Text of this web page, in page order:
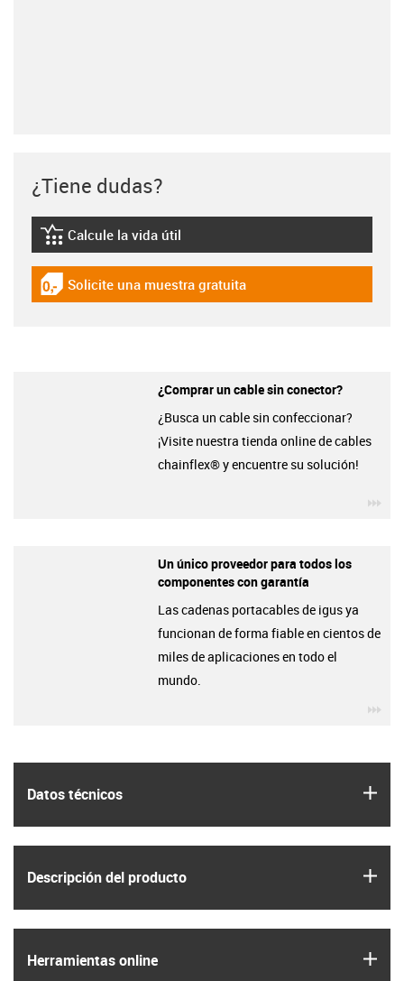
Datos técnicos
Descripción del producto
Herramientas online
¿Tiene dudas?
igus-icon-lebensdauerrechner
Calcule la vida útil
igus-icon-gratismuster
Solicite una muestra gratuita
¿Comprar un cable sin conector?
¿Busca un cable sin confeccionar?
¡Visite nuestra tienda online de cables
chainflex® y encuentre su solución!
Un único proveedor para todos los
componentes con garantía
Las cadenas portacables de igus ya
funcionan de forma fiable en cientos de
miles de aplicaciones en todo el
mundo.